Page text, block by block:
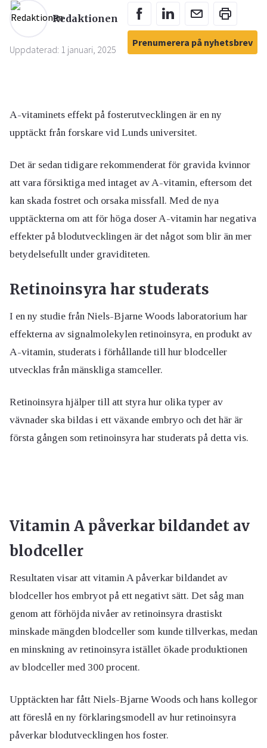
Redaktionen
Uppdaterad: 1 januari, 2025
Prenumerera på nyhetsbrev
A-vitaminets effekt på fosterutvecklingen är en ny
upptäckt från forskare vid Lunds universitet.
Det är sedan tidigare rekommenderat för gravida kvinnor
att vara försiktiga med intaget av A-vitamin, eftersom det
kan skada fostret och orsaka missfall. Med de nya
upptäckterna om att för höga doser A-vitamin har negativa
effekter på blodutvecklingen är det något som blir än mer
betydelsefullt under graviditeten.
Retinoinsyra har studerats
I en ny studie från Niels-Bjarne Woods laboratorium har
effekterna av signalmolekylen retinoinsyra, en produkt av
A-vitamin, studerats i förhållande till hur blodceller
utvecklas från mänskliga stamceller.
Retinoinsyra hjälper till att styra hur olika typer av
vävnader ska bildas i ett växande embryo och det här är
första gången som retinoinsyra har studerats på detta vis.
Vitamin A påverkar bildandet av
blodceller
Resultaten visar att vitamin A påverkar bildandet av
blodceller hos embryot på ett negativt sätt. Det såg man
genom att förhöjda nivåer av retinoinsyra drastiskt
minskade mängden blodceller som kunde tillverkas, medan
en minskning av retinoinsyra istället ökade produktionen
av blodceller med 300 procent.
Upptäckten har fått Niels-Bjarne Woods och hans kollegor
att föreslå en ny förklaringsmodell av hur retinoinsyra
påverkar blodutvecklingen hos foster.